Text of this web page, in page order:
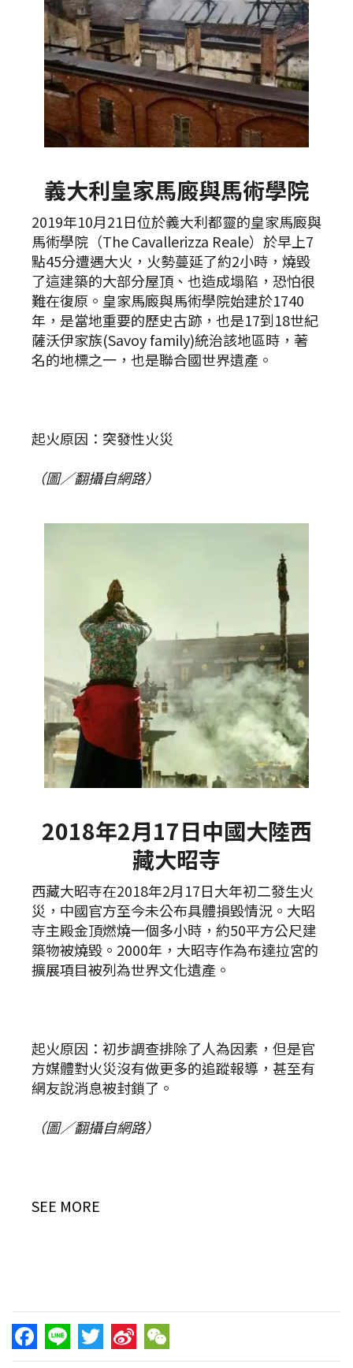
義大利皇家馬廄與馬術學院
2019年10月21日位於義大利都靈的皇家馬廄與
馬術學院（The Cavallerizza Reale）於早上7
點45分遭遇大火，火勢蔓延了約2小時，燒毀
了這建築的大部分屋頂、也造成塌陷，恐怕很
難在復原。皇家馬廄與馬術學院始建於1740
年，是當地重要的歷史古跡，也是17到18世紀
薩沃伊家族(Savoy family)統治該地區時，著
名的地標之一，也是聯合國世界遺產。
起火原因：突發性火災
（圖／翻攝自網路）
2018年2月17日中國大陸西
藏大昭寺
西藏大昭寺在2018年2月17日大年初二發生火
災，中國官方至今未公布具體損毀情況。大昭
寺主殿金頂燃燒一個多小時，約50平方公尺建
築物被燒毀。2000年，大昭寺作為布達拉宮的
擴展項目被列為世界文化遺產。
起火原因：初步調查排除了人為因素，但是官
方媒體對火災沒有做更多的追蹤報導，甚至有
網友說消息被封鎖了。
（圖／翻攝自網路）
SEE MORE